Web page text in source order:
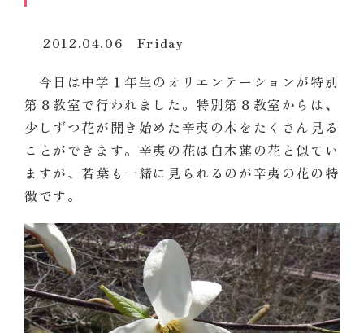
2012.04.06 Friday
今日は中学１年生のオリエンテーションが特別
第８教室で行われました。特別第８教室からは、
少しずつ花が開き始めた辛夷の木をたくさん見る
ことができます。辛夷の花は白木蓮の花と似てい
ますが、若葉も一緒に見られるのが辛夷の花の特
徴です。